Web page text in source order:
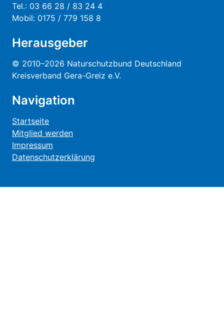
Tel.: 03 66 28 / 83 24 4
Mobil: 0175 / 779 158 8
Herausgeber
© 2010–2026 Naturschutzbund Deutschland
Kreisverband Gera-Greiz e.V.
Navigation
Startseite
Mitglied werden
Impressum
Datenschutzerklärung